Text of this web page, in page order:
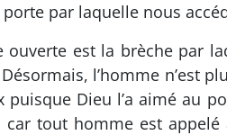
porte par laquelle nous
ouverte est la brèche par
l’homme n’est
puisque Dieu l’a aimé au
car tout homme est